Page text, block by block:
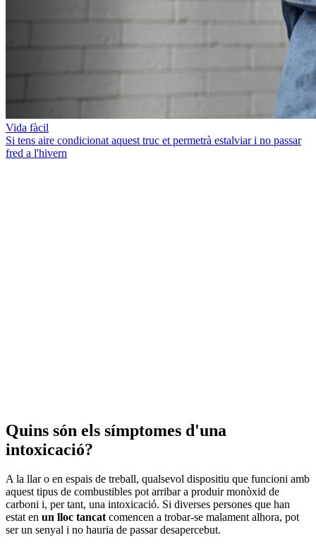
Vida fàcil
Si tens aire condicionat aquest truc et permetrà estalviar i no passar
fred a l'hivern
Quins són els símptomes d'una
intoxicació?
A la llar o en espais de treball, qualsevol dispositiu que funcioni amb
aquest tipus de combustibles pot arribar a produir monòxid de
carboni i, per tant, una intoxicació. Si diverses persones que han
estat en un lloc tancatcomencen a trobar-se malament alhora, pot
ser un senyal i no hauria de passar desapercebut.